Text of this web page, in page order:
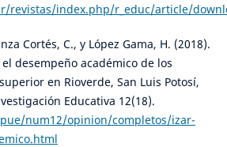
revistas/index.php/r_educ/article/
Cortés, C., y López Gama, H. (2018).
desempeño académico de los
en Rioverde, San Luis Potosí,
Educativa 12(18).
num12/opinion/completos/izar-